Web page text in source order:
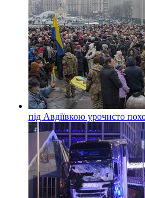
під Авдіївкою урочисто